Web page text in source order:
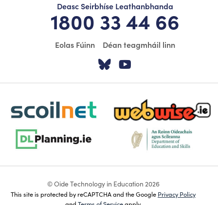
Deasc Seirbhíse Leathanbhanda
1800 33 44 66
Eolas Fúinn Déan teagmháil linn
Tabhair cuairt ar
scoilnet-footer-logo3 webwise-logo-sticky
dlplanning-footer-logo-5 dept-education-footer-
© Oide Technology in Education 2026
This site is protected by reCAPTCHA and the Google Privacy Policy